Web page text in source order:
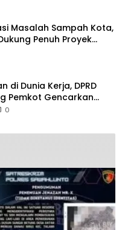
Masalah Sampah Kota,
Penuh Proyek
di Dunia Kerja, DPRD
Pemkot Gencarkan
0